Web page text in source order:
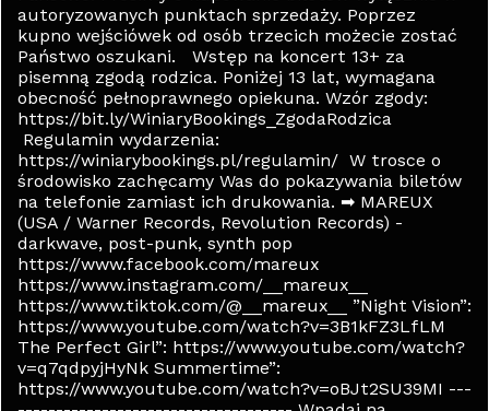
autoryzowanych punktach sprzedaży. Poprzez
kupno wejściówek od osób trzecich możecie zostać
Państwo oszukani. Wstęp na koncert 13+ za
pisemną zgodą rodzica. Poniżej 13 lat, wymagana
obecność pełnoprawnego opiekuna. Wzór zgody:
https://bit.ly/WiniaryBookings_ZgodaRodzica
Regulamin wydarzenia:
https://winiarybookings.pl/regulamin/ W trosce o
środowisko zachęcamy Was do pokazywania biletów
na telefonie zamiast ich drukowania. ➡ MAREUX
(USA / Warner Records, Revolution Records) -
darkwave, post-punk, synth pop
https://www.facebook.com/mareux
https://www.instagram.com/__mareux__
https://www.tiktok.com/@__mareux__ ”Night Vision”:
https://www.youtube.com/watch?v=3B1kFZ3LfLM
The Perfect Girl”: https://www.youtube.com/watch?
v=q7qdpyjHyNk Summertime”:
https://www.youtube.com/watch?v=oBJt2SU39MI ---